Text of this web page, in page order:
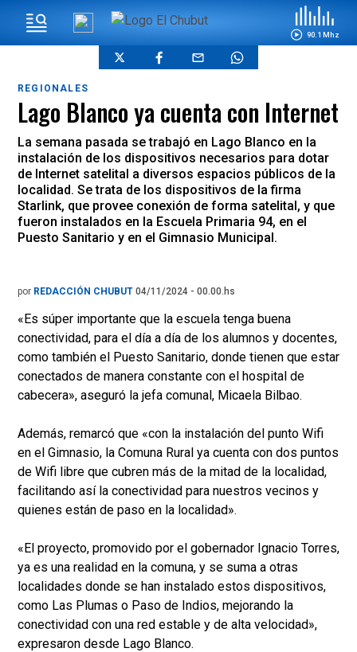
90.1 Mhz
REGIONALES
Lago Blanco ya cuenta con Internet
La semana pasada se trabajó en Lago Blanco en la
instalación de los dispositivos necesarios para dotar
de Internet satelital a diversos espacios públicos de la
localidad. Se trata de los dispositivos de la firma
Starlink, que provee conexión de forma satelital, y que
fueron instalados en la Escuela Primaria 94, en el
Puesto Sanitario y en el Gimnasio Municipal.
por REDACCIÓN CHUBUT 04/11/2024 - 00.00.hs
«Es súper importante que la escuela tenga buena
conectividad, para el día a día de los alumnos y docentes,
como también el Puesto Sanitario, donde tienen que estar
conectados de manera constante con el hospital de
cabecera», aseguró la jefa comunal, Micaela Bilbao.
Además, remarcó que «con la instalación del punto Wifi
en el Gimnasio, la Comuna Rural ya cuenta con dos puntos
de Wifi libre que cubren más de la mitad de la localidad,
facilitando así la conectividad para nuestros vecinos y
quienes están de paso en la localidad».
«El proyecto, promovido por el gobernador Ignacio Torres,
ya es una realidad en la comuna, y se suma a otras
localidades donde se han instalado estos dispositivos,
como Las Plumas o Paso de Indios, mejorando la
conectividad con una red estable y de alta velocidad»,
expresaron desde Lago Blanco.